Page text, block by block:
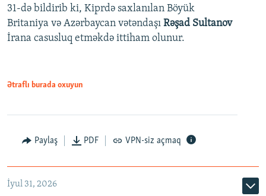
31-də bildirib ki, Kiprdə saxlanılan Böyük
Britaniya və Azərbaycan vətəndaşı Rəşad Sultanov
İrana casusluq etməkdə ittiham olunur.
Ətraflı burada oxuyun
Paylaş PDF VPN-siz açmaq
İyul 31, 2026